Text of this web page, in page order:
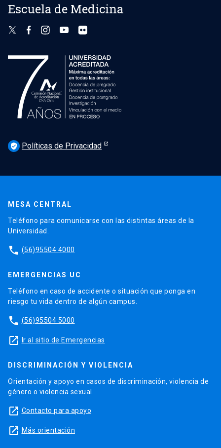
Escuela de Medicina
verified_user Políticas de Privacidad
MESA CENTRAL
Teléfono para comunicarse con las distintas áreas de la
Universidad.
phone (56)95504 4000
EMERGENCIAS UC
Teléfono en caso de accidente o situación que ponga en
riesgo tu vida dentro de algún campus.
phone (56)95504 5000
launch Ir al sitio de Emergencias
DISCRIMINACIÓN Y VIOLENCIA
Orientación y apoyo en casos de discriminación, violencia de
género o violencia sexual.
launch Contacto para apoyo
launch Más orientación